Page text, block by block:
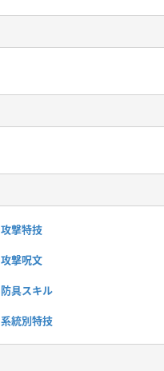
攻撃特技
攻撃呪文
防具スキル
系統別特技